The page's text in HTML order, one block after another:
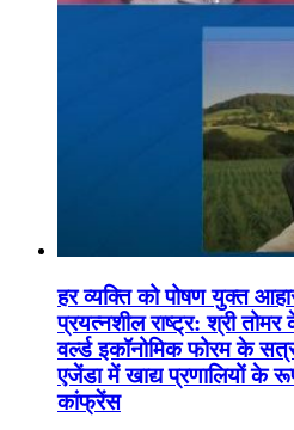
हर व्यक्ति को पोषण युक्त
प्रयत्नशील राष्ट्र: श्री
वर्ल्ड इकॉनोमिक फोरम के
एजेंडा में खाद्य प्रणालियों के
कांफ्रेंस